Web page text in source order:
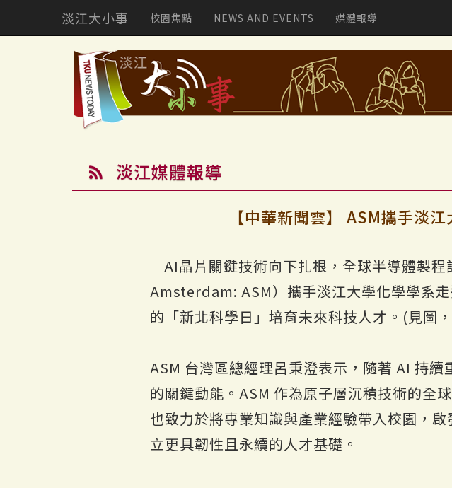
淡江大小事 校園焦點 NEWS AND EVENTS 媒體報導
淡江媒體報導
【中華新聞雲】 ASM攜手淡
AI晶片關鍵技術向下扎根，全球半導體製
Amsterdam: ASM）攜手淡江大學化學學系
的「新北科學日」培育未來科技人才。(見圖
ASM 台灣區總經理呂秉澄表示，隨著 AI 持
的關鍵動能。ASM 作為原子層沉積技術的全
也致力於將專業知識與產業經驗帶入校園，
立更具韌性且永續的人才基礎。